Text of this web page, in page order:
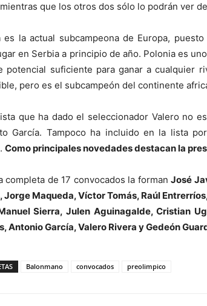
que los otros dos sólo lo podrán ver
es la actual subcampeona de Europa,
en Serbia a principio de año. Polonia es
potencial suficiente para ganar a cualquier
pero es el subcampeón del continente
que ha dado el seleccionador Valero no
García. Tampoco ha incluido en la lista
Como principales novedades destacan la
completa de 17 convocados la formanJosé
Jorge Maqueda, Víctor Tomás, Raúl
Sierra, Julen Aguinagalde, Cristian
Antonio García, Valero Rivera y Gedeón
Balonmano convocados preolimpico